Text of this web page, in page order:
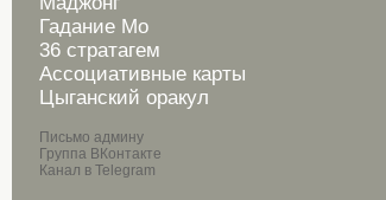
Гадание Мо
36 стратагем
Ассоциативные карты
Цыганский оракул
Письмо админу
Группа ВКонтакте
Канал в Telegram